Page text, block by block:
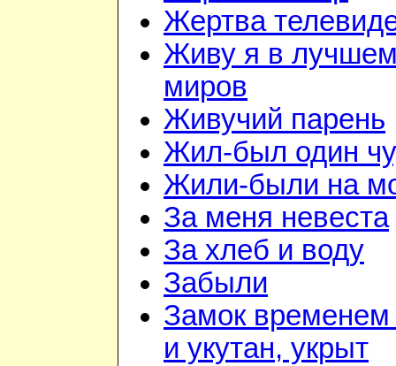
Жертва
Живу я в
миров
Живучий парень
Жил-был один
Жили-были на
За меня невеста
За хлеб и воду
Забыли
Замок временем
и укутан, укрыт